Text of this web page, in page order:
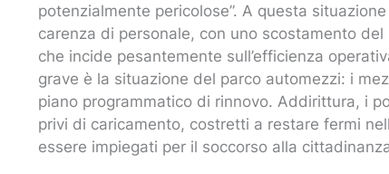
potenzialmente pericolose”. A questa
carenza di personale, con uno scostamento
che incide pesantemente sull’efficienza
grave è la situazione del parco automezzi: i
piano programmatico di rinnovo. Addirittura, i
privi di caricamento, costretti a restare fermi
essere impiegati per il soccorso alla